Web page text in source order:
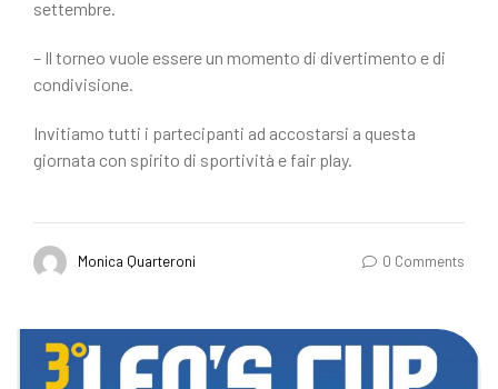
settembre.
– Il torneo vuole essere un momento di divertimento e di
condivisione.
Invitiamo tutti i partecipanti ad accostarsi a questa
giornata con spirito di sportività e fair play.
Monica Quarteroni 0 Comments